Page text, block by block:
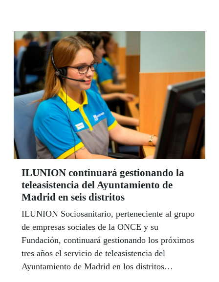
ILUNION continuará gestionando la
teleasistencia del Ayuntamiento de
Madrid en seis distritos
ILUNION Sociosanitario, perteneciente al grupo
de empresas sociales de la ONCE y su
Fundación, continuará gestionando los próximos
tres años el servicio de teleasistencia del
Ayuntamiento de Madrid en los distritos